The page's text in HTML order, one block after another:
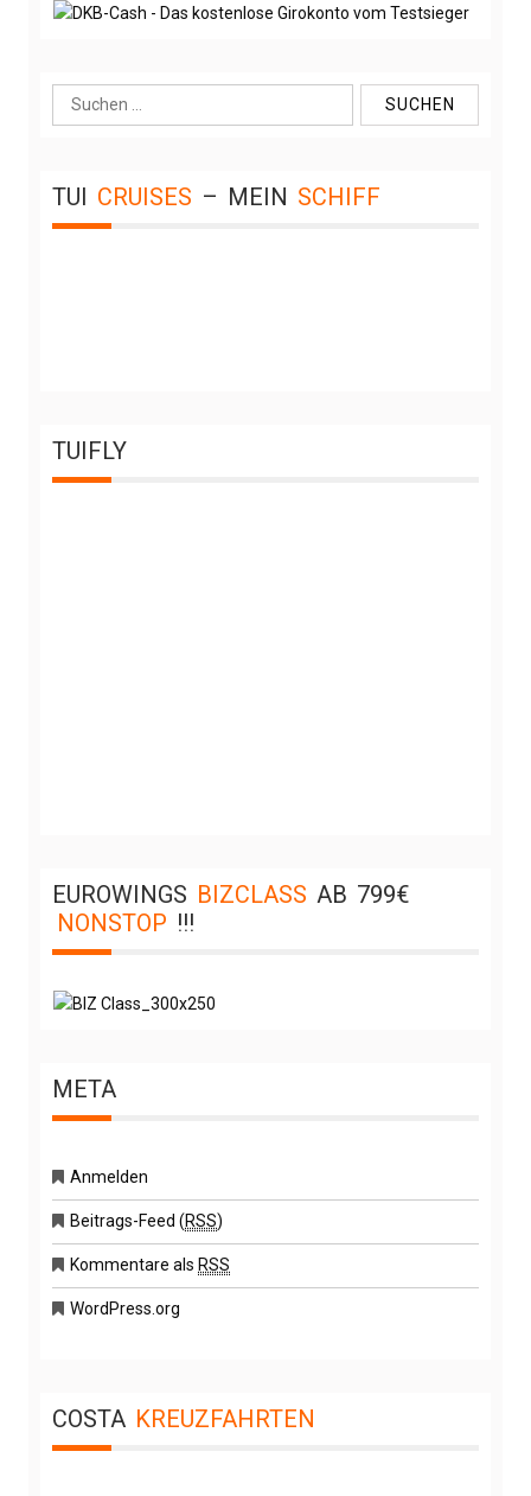
Suche
nach:
TUI CRUISES – MEIN SCHIFF
TUIFLY
EUROWINGS BIZCLASS AB 799€
NONSTOP !!!
META
Anmelden
Beitrags-Feed (RSS)
Kommentare als RSS
WordPress.org
COSTA KREUZFAHRTEN